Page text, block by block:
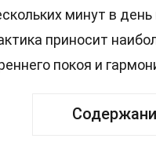
минут в
приносит
покоя и